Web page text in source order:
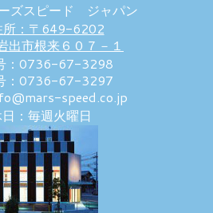
ズスピード ジャパン
所：〒649-6202
出市根来６０７－１
：0736-67-3298
：0736-67-3297
speed.co.jp
：毎週火曜日